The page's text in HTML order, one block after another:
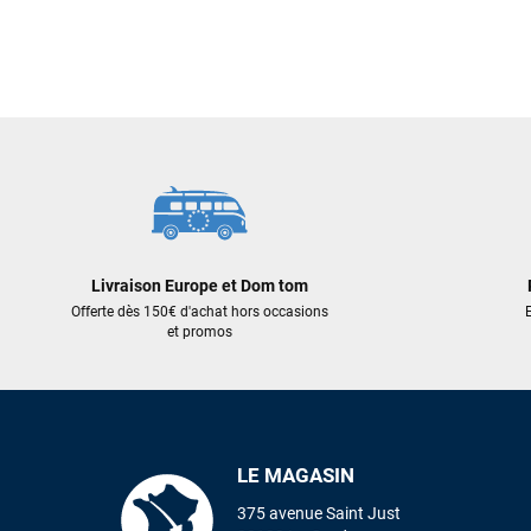
Livraison Europe et Dom tom
Offerte dès 150€ d'achat hors occasions
et promos
LE MAGASIN
375 avenue Saint Just